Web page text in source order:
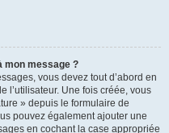
mon message ?
vous devez tout d’abord en
l’utilisateur. Une fois créée, vous
» depuis le formulaire de
pouvez également ajouter une
en cochant la case appropriée